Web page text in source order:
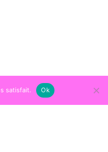
satisfait. Ok